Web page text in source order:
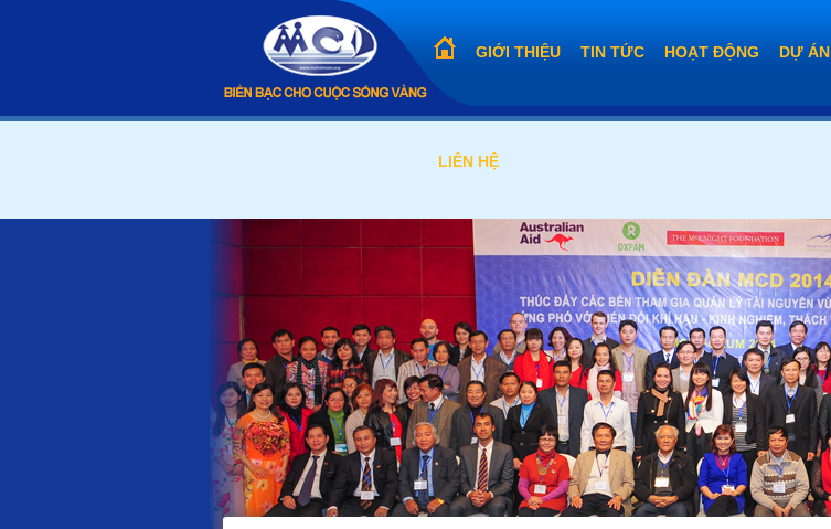
GIỚI THIỆU TIN TỨC HOẠT ĐỘNG DỰ ÁN
LIÊN HỆ